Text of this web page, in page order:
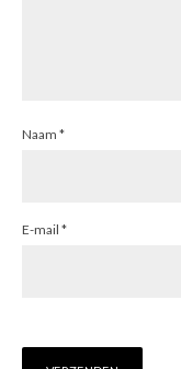
Naam *
E-mail *